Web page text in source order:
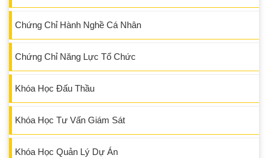
Chứng Chỉ Hành Nghề Cá Nhân
Chứng Chỉ Năng Lực Tổ Chức
Khóa Học Đấu Thầu
Khóa Học Tư Vấn Giám Sát
Khóa Học Quản Lý Dự Án